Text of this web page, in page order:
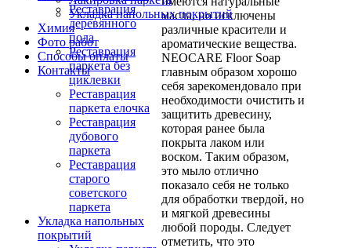
Укладка напольных покрытий
Химия
Фото работ
Способы оплаты
Контакты
Реставрация
деревянного
пола
Реставрация
паркета без
циклевки
Реставрация
паркета елочка
Реставрация
дубового
паркета
Реставрация
старого
советского
паркета
Укладка напольных
покрытий
масла, но исключены
различные красители и
ароматические вещества.
NEOCARE Floor Soap
главным образом хорошо
себя зарекомендовало при
необходимости очистить и
защитить древесину,
которая ранее была
покрыта лаком или
воском. Таким образом,
это мыло отлично
показало себя не только
для обработки твердой, но
и мягкой древесины
любой породы. Следует
отметить, что это